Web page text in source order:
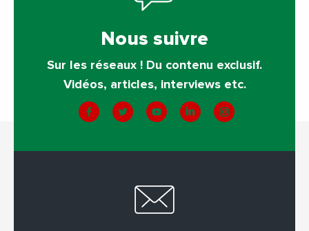
Nous suivre
Sur les réseaux ! Du contenu exclusif.
Vidéos, articles, interviews etc.